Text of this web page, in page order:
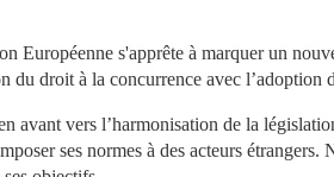
s'apprête à marquer un
du droit à la concurrence avec
avant vers l’harmonisation de la
ses normes à des acteurs étrangers.